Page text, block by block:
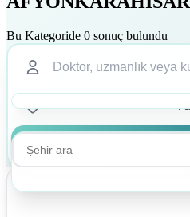
Bu Kategoride 0 sonuç bulundu